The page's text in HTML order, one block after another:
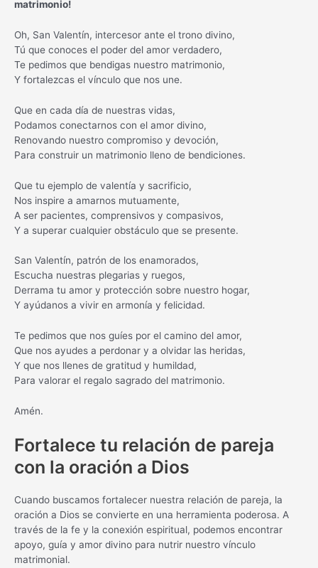
matrimonio!
Oh, San Valentín, intercesor ante el trono divino,
Tú que conoces el poder del amor verdadero,
Te pedimos que bendigas nuestro matrimonio,
Y fortalezcas el vínculo que nos une.
Que en cada día de nuestras vidas,
Podamos conectarnos con el amor divino,
Renovando nuestro compromiso y devoción,
Para construir un matrimonio lleno de bendiciones.
Que tu ejemplo de valentía y sacrificio,
Nos inspire a amarnos mutuamente,
A ser pacientes, comprensivos y compasivos,
Y a superar cualquier obstáculo que se presente.
San Valentín, patrón de los enamorados,
Escucha nuestras plegarias y ruegos,
Derrama tu amor y protección sobre nuestro hogar,
Y ayúdanos a vivir en armonía y felicidad.
Te pedimos que nos guíes por el camino del amor,
Que nos ayudes a perdonar y a olvidar las heridas,
Y que nos llenes de gratitud y humildad,
Para valorar el regalo sagrado del matrimonio.
Amén.
Fortalece tu relación de pareja
con la oración a Dios
Cuando buscamos fortalecer nuestra relación de pareja, la
oración a Dios se convierte en una herramienta poderosa. A
través de la fe y la conexión espiritual, podemos encontrar
apoyo, guía y amor divino para nutrir nuestro vínculo
matrimonial.